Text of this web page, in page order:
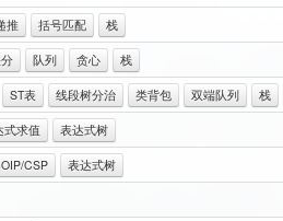
推 括号匹配 栈
队列 贪心 栈
ST表 线段树分治 类背包 双端队列 栈
式求值 表达式树
CSP 表达式树